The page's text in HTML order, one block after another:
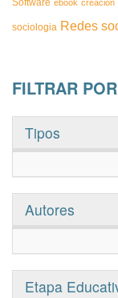
Software ebook creación
sociologia Redes
FILTRAR POR
Tipos
Autores
Etapa